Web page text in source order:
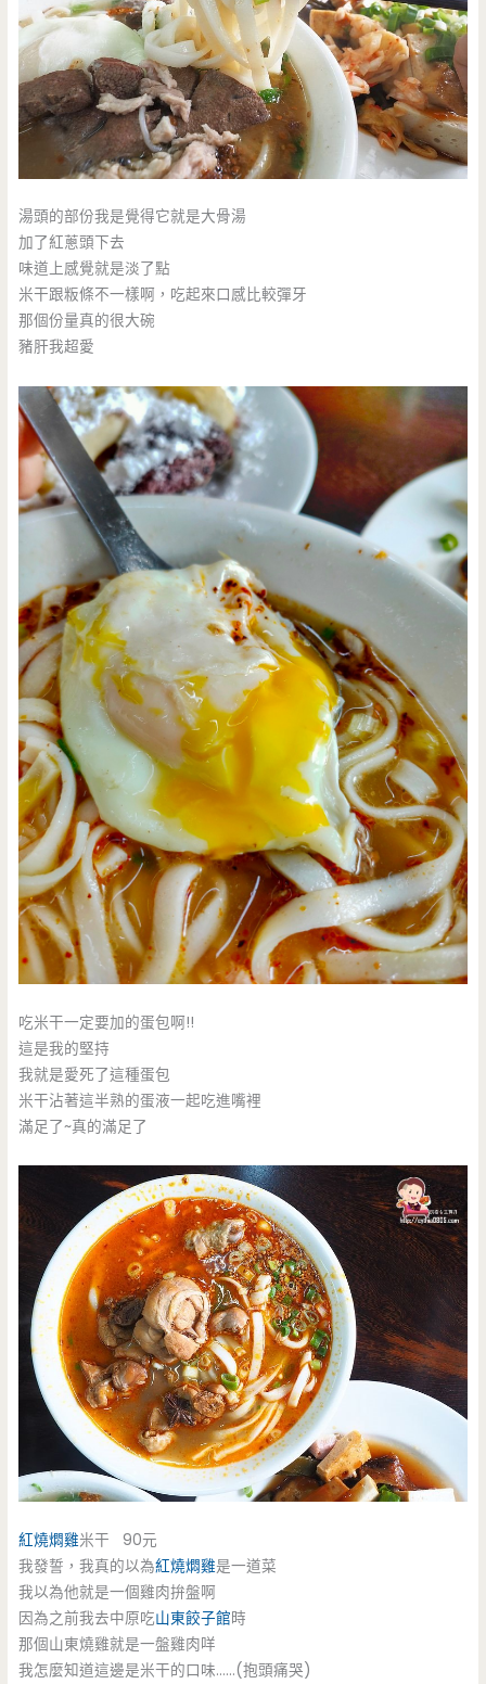
湯頭的部份我是覺得它就是大骨湯
加了紅蔥頭下去
味道上感覺就是淡了點
米干跟粄條不一樣啊，吃起來口感比較彈牙
那個份量真的很大碗
豬肝我超愛
吃米干一定要加的蛋包啊!!
這是我的堅持
我就是愛死了這種蛋包
米干沾著這半熟的蛋液一起吃進嘴裡
滿足了~真的滿足了
紅燒燜雞米干 90元
我發誓，我真的以為紅燒燜雞是一道菜
我以為他就是一個雞肉拚盤啊
因為之前我去中原吃山東餃子館時
那個山東燒雞就是一盤雞肉咩
我怎麼知道這邊是米干的口味……(抱頭痛哭)